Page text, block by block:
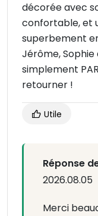
décorée avec
confortable, et
superbement
Jérôme,
simplement
retourner !
Utile
Réponse
2026.08.05
Merci